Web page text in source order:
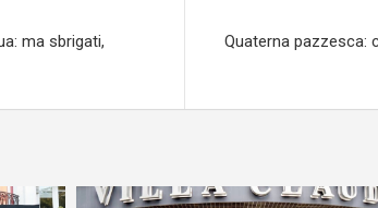
ma sbrigati,
Quaterna pazzesca: